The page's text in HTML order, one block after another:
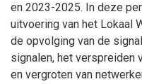
en 2023-2025. In deze
uitvoering van het Lokaal
de opvolging van de
signalen, het verspreiden
en vergroten van